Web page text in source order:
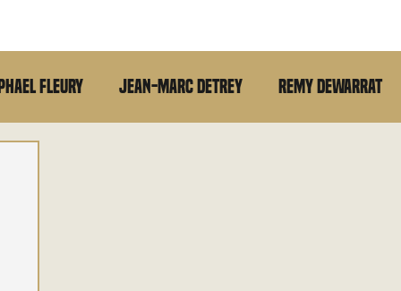
Fleury Jean-Marc Detrey Remy Dewarrat